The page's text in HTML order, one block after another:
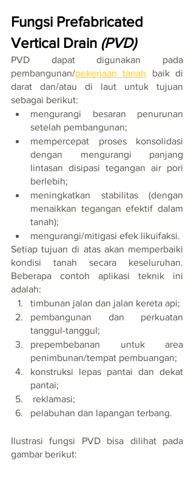
Fungsi Prefabricated
Vertical Drain (PVD)
PVD dapat digunakan pada
pembangunan/pekerjaan tanah baik di
darat dan/atau di laut untuk tujuan
sebagai berikut:
mengurangi besaran penurunan
setelah pembangunan;
mempercepat proses konsolidasi
dengan mengurangi panjang
lintasan disipasi tegangan air pori
berlebih;
meningkatkan stabilitas (dengan
menaikkan tegangan efektif dalam
tanah);
mengurangi/mitigasi efek likuifaksi.
Setiap tujuan di atas akan memperbaiki
kondisi tanah secara keseluruhan.
Beberapa contoh aplikasi teknik ini
adalah:
timbunan jalan dan jalan kereta api;
pembangunan dan perkuatan
tanggul-tanggul;
prepembebanan untuk area
penimbunan/tempat pembuangan;
konstruksi lepas pantai dan dekat
pantai;
reklamasi;
pelabuhan dan lapangan terbang.
Ilustrasi fungsi PVD bisa dilihat pada
gambar berikut: